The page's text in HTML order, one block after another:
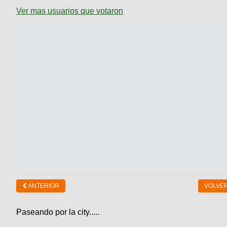
Ver mas usuarios que votaron
ANTERIOR
Paseando por la city.....